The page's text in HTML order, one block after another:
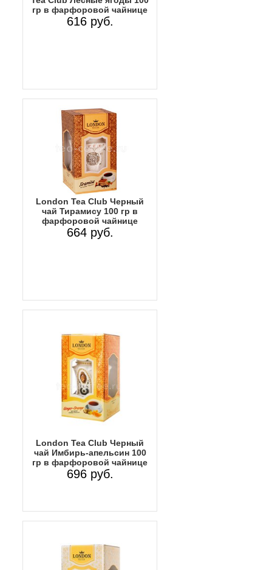
гр в фарфоровой чайнице
616 руб.
Lоndon Tea Club Черный
чай Тирамису 100 гр в
фарфоровой чайнице
664 руб.
Lоndon Tea Club Черный
чай Имбирь-апельсин 100
гр в фарфоровой чайнице
696 руб.